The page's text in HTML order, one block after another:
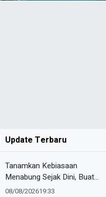
Update Terbaru
Tanamkan Kebiasaan
Menabung Sejak Dini, Buat
Celengan Barang Bekas
08/08/202619:33